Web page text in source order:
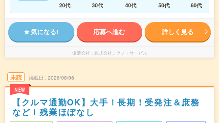
20代
30代 40代 50代 60代
気になる! 応募へ進む 詳しく見る
派遣会社 株式会社テクノ・サービス
未読
NEW
掲載日 2026/08/06
【クルマ通勤OK】大手！長期！受発注＆庶務
など！残業ほぼなし